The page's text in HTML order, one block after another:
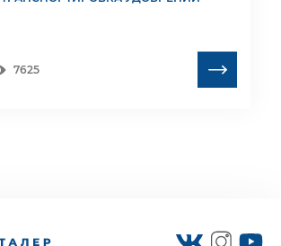
7625